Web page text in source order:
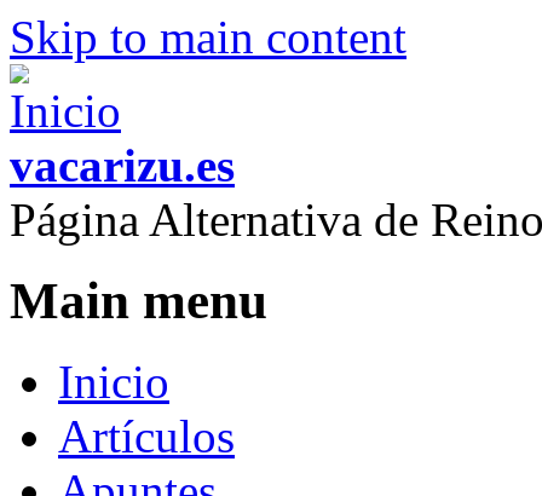
Skip to main content
vacarizu.es
Página Alternativa de
Main menu
Inicio
Artículos